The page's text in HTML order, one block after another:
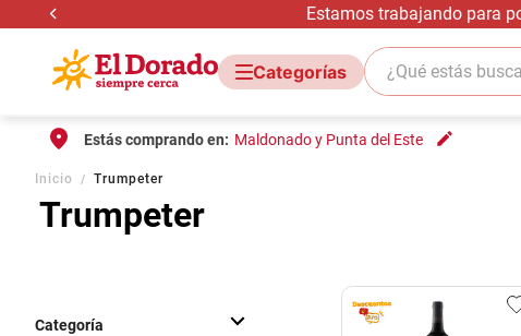
Estamos trabajando para
¿Qué estás
Estás comprando en: Maldonado y Punta del Este
Inicio Trumpeter
Trumpeter
Categoría